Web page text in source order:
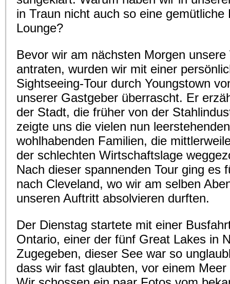
in Traun nicht auch so eine gemütliche
Lounge?
Bevor wir am nächsten Morgen unsere
antraten, wurden wir mit einer
Sightseeing-Tour durch Youngstown
unserer Gastgeber überrascht. Er
der Stadt, die früher von der
zeigte uns die vielen nun
wohlhabenden Familien, die
der schlechten Wirtschaftslage
Nach dieser spannenden Tour ging es
nach Cleveland, wo wir am selben
unseren Auftritt absolvieren durften.
Der Dienstag startete mit einer
Ontario, einer der fünf Great Lakes in
Zugegeben, dieser See war so
dass wir fast glaubten, vor einem